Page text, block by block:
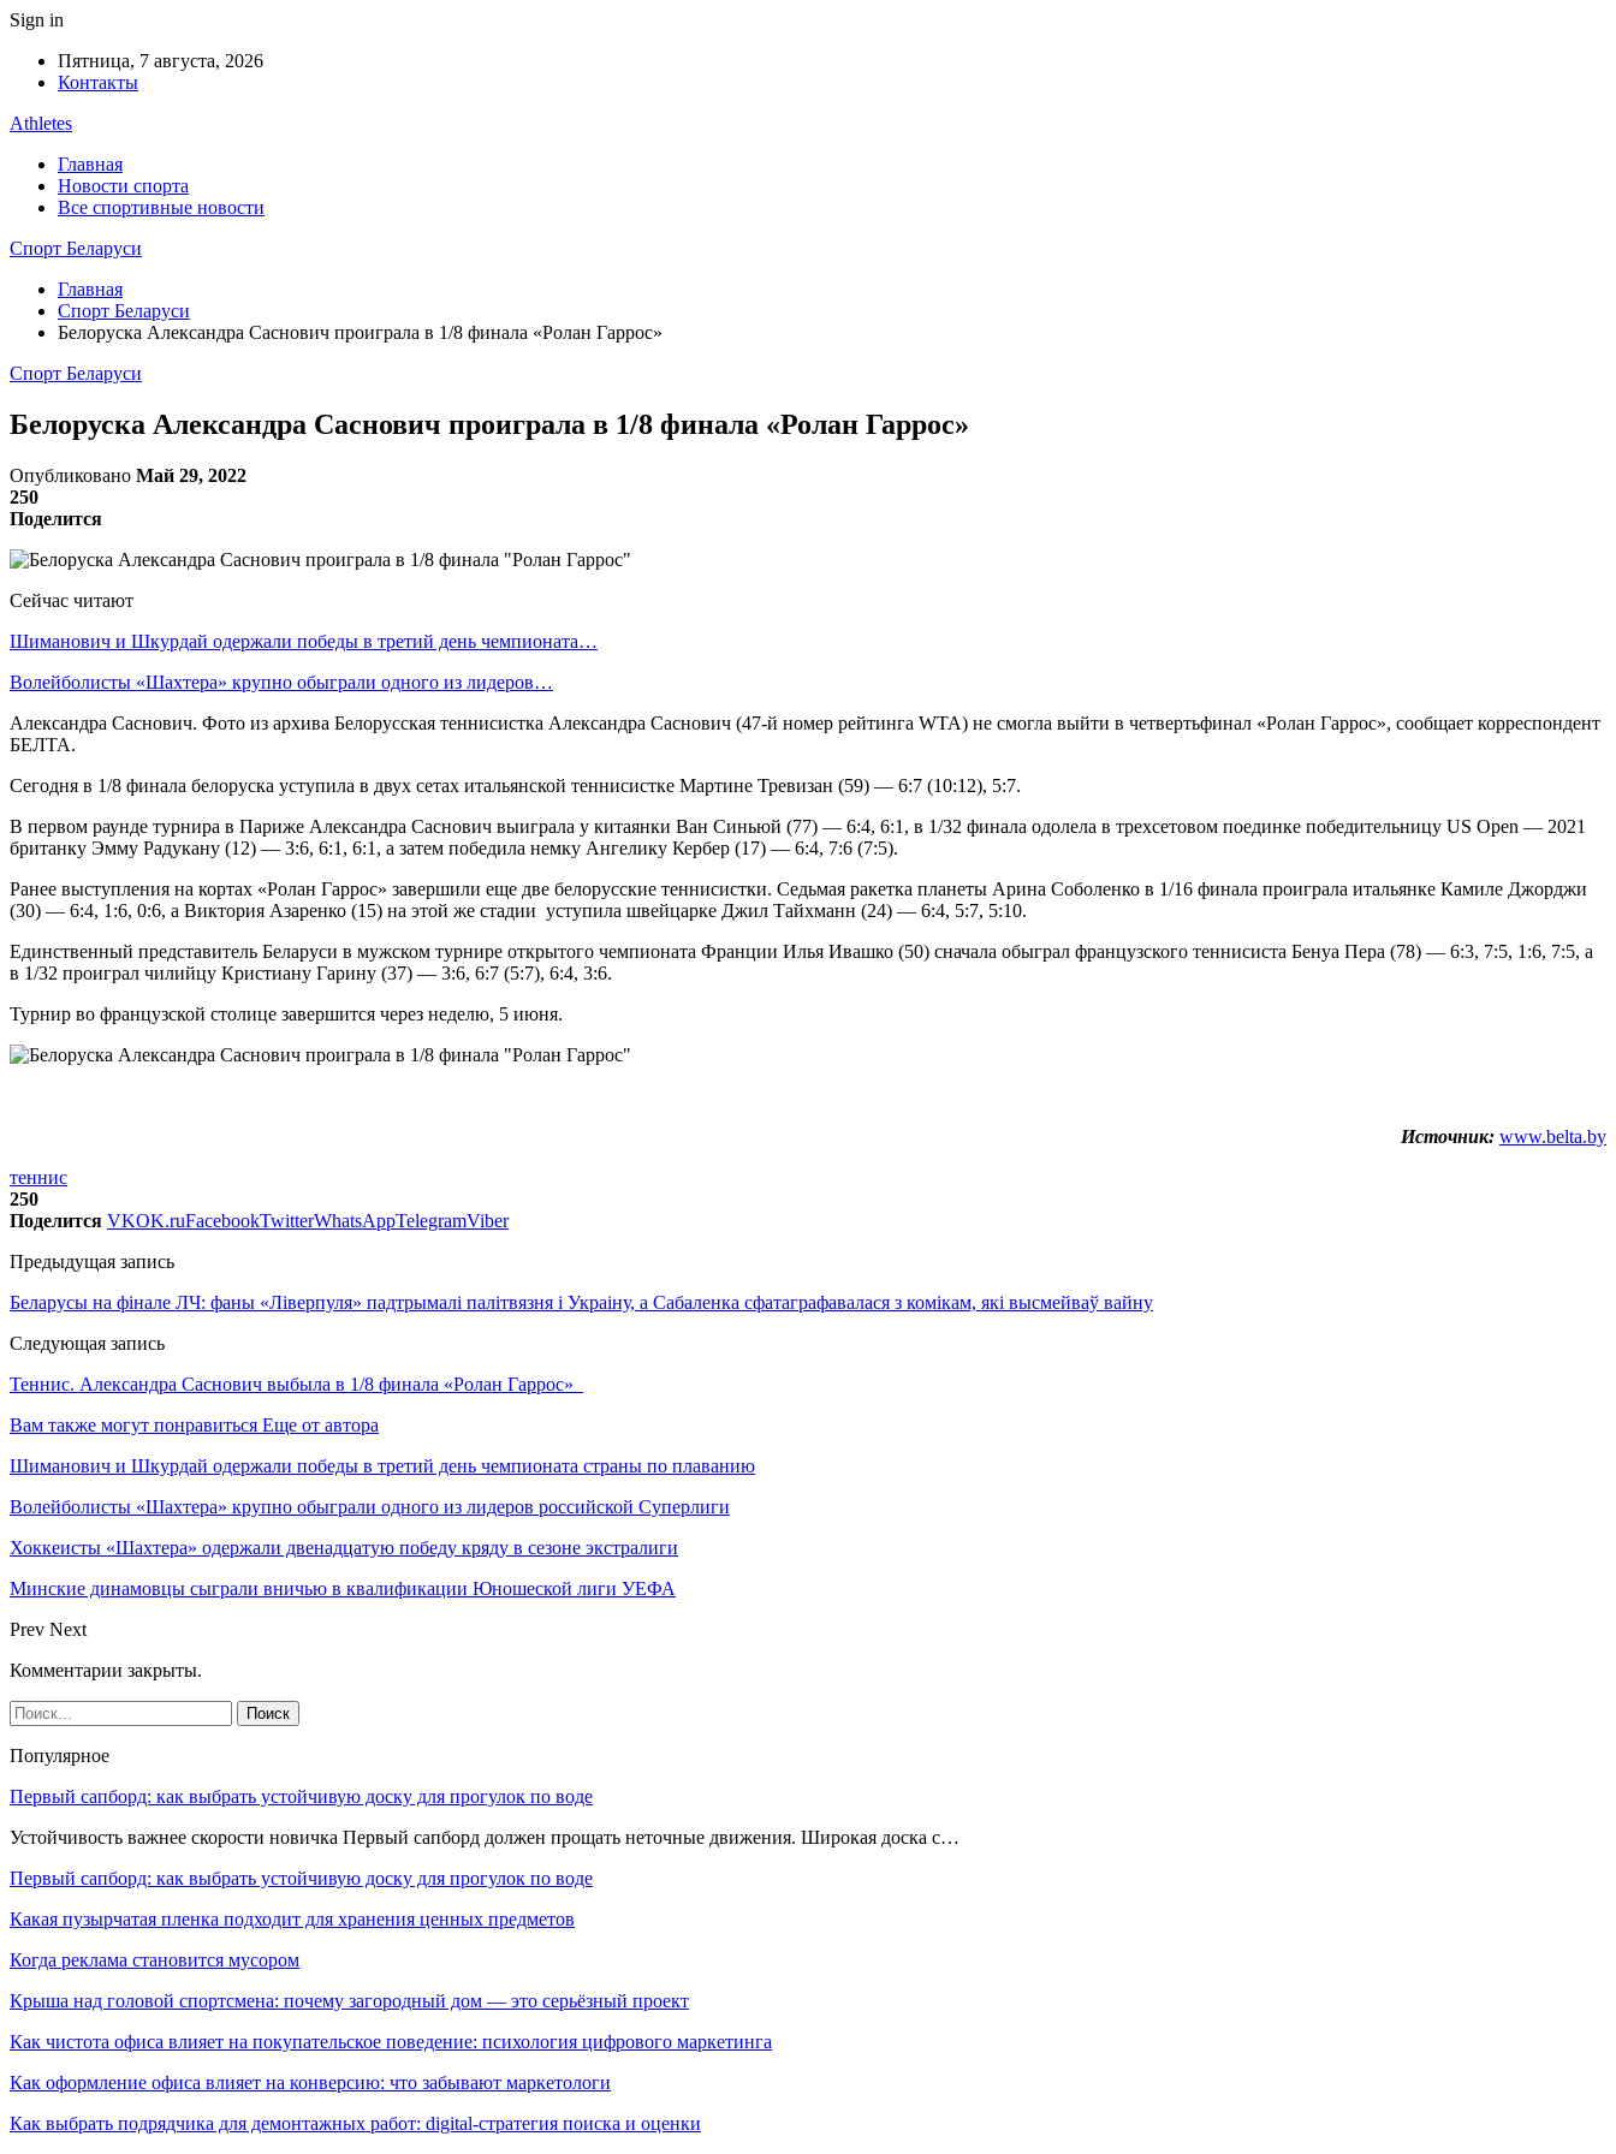
Sign in
Пятница, 7 августа, 2026
Контакты
Athletes
Главная
Новости спорта
Все спортивные новости
Спорт Беларуси
Главная
Спорт Беларуси
Белоруска Александра Саснович проиграла в 1/8 финала «Ролан Гаррос»
Спорт Беларуси
Белоруска Александра Саснович проиграла в 1/8 финала «Ролан Гаррос»
Опубликовано Май 29, 2022
250
Поделится
Сейчас читают
Шиманович и Шкурдай одержали победы в третий день чемпионата…
Волейболисты «Шахтера» крупно обыграли одного из лидеров…
Александра Саснович. Фото из архива Белорусская теннисистка Александра Саснович (47-й номер рейтинга WTA) не смогла выйти в четвертьфинал «Ролан Гаррос», сообщает корреспондент
БЕЛТА.
Сегодня в 1/8 финала белоруска уступила в двух сетах итальянской теннисистке Мартине Тревизан (59) — 6:7 (10:12), 5:7.
В первом раунде турнира в Париже Александра Саснович выиграла у китаянки Ван Синьюй (77) — 6:4, 6:1, в 1/32 финала одолела в трехсетовом поединке победительницу US Open — 2021
британку Эмму Радукану (12) — 3:6, 6:1, 6:1, а затем победила немку Ангелику Кербер (17) — 6:4, 7:6 (7:5).
Ранее выступления на кортах «Ролан Гаррос» завершили еще две белорусские теннисистки. Седьмая ракетка планеты Арина Соболенко в 1/16 финала проиграла итальянке Камиле Джорджи
(30) — 6:4, 1:6, 0:6, а Виктория Азаренко (15) на этой же стадии уступила швейцарке Джил Тайхманн (24) — 6:4, 5:7, 5:10.
Единственный представитель Беларуси в мужском турнире открытого чемпионата Франции Илья Ивашко (50) сначала обыграл французского теннисиста Бенуа Пера (78) — 6:3, 7:5, 1:6, 7:5, а
в 1/32 проиграл чилийцу Кристиану Гарину (37) — 3:6, 6:7 (5:7), 6:4, 3:6.
Турнир во французской столице завершится через неделю, 5 июня.
Источник: www.belta.by
теннис
250
Поделится VKOK.ruFacebookTwitterWhatsAppTelegramViber
Предыдущая запись
Беларусы на фінале ЛЧ: фаны «Ліверпуля» падтрымалі палітвязня і Украіну, а Сабаленка сфатаграфавалася з комікам, які высмейваў вайну
Следующая запись
Теннис. Александра Саснович выбыла в 1/8 финала «Ролан Гаррос»
Вам также могут понравиться Еще от автора
Шиманович и Шкурдай одержали победы в третий день чемпионата страны по плаванию
Волейболисты «Шахтера» крупно обыграли одного из лидеров российской Суперлиги
Хоккеисты «Шахтера» одержали двенадцатую победу кряду в сезоне экстралиги
Минские динамовцы сыграли вничью в квалификации Юношеской лиги УЕФА
Prev Next
Комментарии закрыты.
Популярное
Первый сапборд: как выбрать устойчивую доску для прогулок по воде
Устойчивость важнее скорости новичка Первый сапборд должен прощать неточные движения. Широкая доска с…
Первый сапборд: как выбрать устойчивую доску для прогулок по воде
Какая пузырчатая пленка подходит для хранения ценных предметов
Когда реклама становится мусором
Крыша над головой спортсмена: почему загородный дом — это серьёзный проект
Как чистота офиса влияет на покупательское поведение: психология цифрового маркетинга
Как оформление офиса влияет на конверсию: что забывают маркетологи
Как выбрать подрядчика для демонтажных работ: digital-стратегия поиска и оценки